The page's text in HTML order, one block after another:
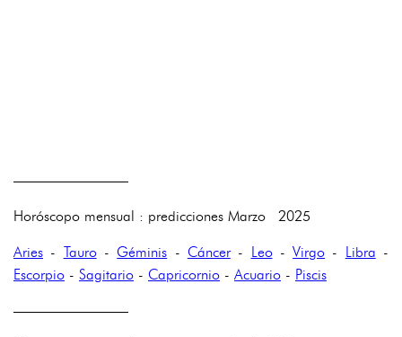
————————
Horóscopo mensual : predicciones Marzo 2025
Aries - Tauro- Géminis - Cáncer- Leo-Virgo - Libra -
Escorpio - Sagitario - Capricornio - Acuario - Piscis
————————